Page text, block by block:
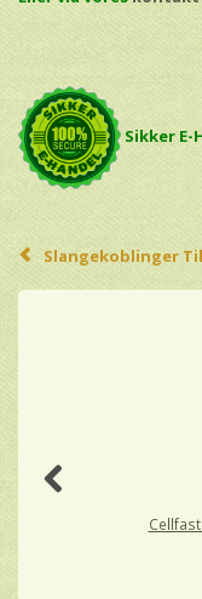
Sikker
Slangekoblinger